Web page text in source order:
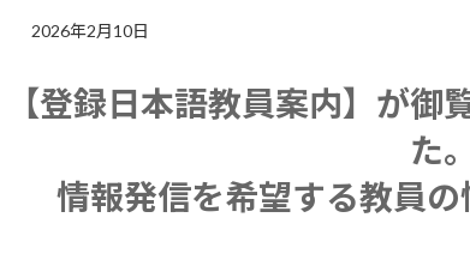
2026年2月10日
新
日
【登録日本語教員案内】が
た。
情報発信を希望する教員